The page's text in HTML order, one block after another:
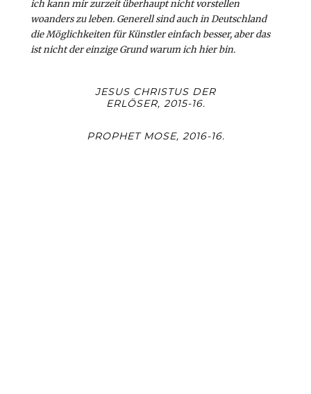
ich kann mir zurzeit überhaupt nicht vorstellen
woanders zu leben. Generell sind auch in Deutschland
die Möglichkeiten für Künstler einfach besser, aber das
ist nicht der einzige Grund warum ich hier bin.
JESUS CHRISTUS DER
ERLÖSER, 2015-16.
PROPHET MOSE, 2016-16.